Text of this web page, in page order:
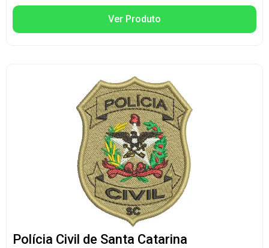
Ver Produto
Polícia Civil de Santa Catarina